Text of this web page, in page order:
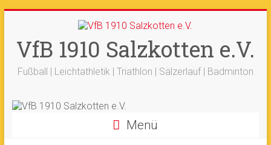
springen
VfB 1910 Salzkotten e.V.
Fußball | Leichtathletik | Triathlon | Sälzerlauf | Badminton
Menü
+++ 21-03. -33. Sälzerlauf+++
Ergebnisse +++ Beitrag vom saelzer.tv
ist online
+++ Fotos sind online+++
+++ 18.-19.04. -Werfertage +++
Ok!